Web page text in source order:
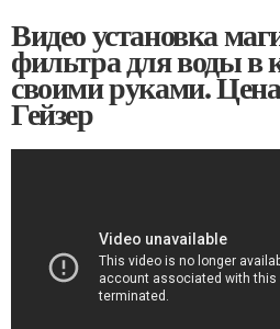
Видео установка
фильтра для воды в
своими руками.
Гейзер